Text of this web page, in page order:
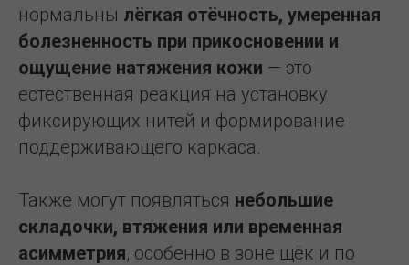
нормальны лёгкая отёчность, умеренная
болезненность при прикосновении и
ощущение натяжения кожи — это
естественная реакция на установку
фиксирующих нитей и формирование
поддерживающего каркаса.
Также могут появляться небольшие
складочки, втяжения или временная
асимметрия, особенно в зоне щёк и по